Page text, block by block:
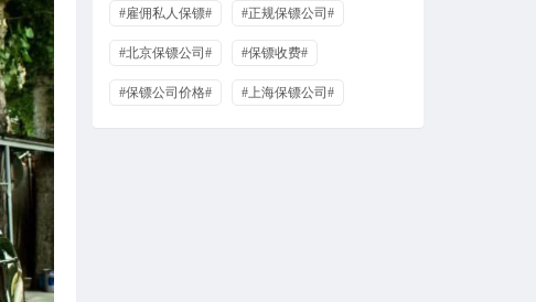
#雇佣私人保镖# #正规保镖公司#
#北京保镖公司# #保镖收费#
#保镖公司价格# #上海保镖公司#